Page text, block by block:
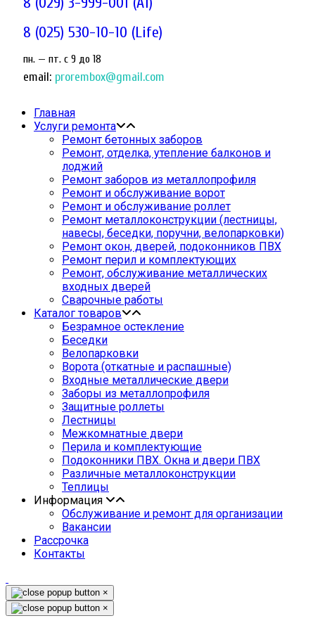
8 (025) 530-10-10 (Life)
пн. — пт. c 9 до 18
email: prorembox@gmail.com
Главная
Услуги ремонта
Ремонт бетонных заборов
Ремонт, отделка, утепление балконов и
лоджий
Ремонт заборов из металлопрофиля
Ремонт и обслуживание ворот
Ремонт и обслуживание роллет
Ремонт металлоконструкции (лестницы,
навесы, беседки, поручни, велопарковки)
Ремонт окон, дверей, подоконников ПВХ
Ремонт перил и комплектующих
Ремонт, обслуживание металлических
входных дверей
Сварочные работы
Каталог товаров
Безрамное остекление
Беседки
Велопарковки
Ворота (откатные и распашные)
Входные металлические двери
Заборы из металлопрофиля
Защитные роллеты
Лестницы
Межкомнатные двери
Перила и комплектующие
Подоконники ПВХ. Окна и двери ПВХ
Различные металлоконструкции
Теплицы
Информация
Обслуживание и ремонт для организации
Вакансии
Рассрочка
Контакты
×
×